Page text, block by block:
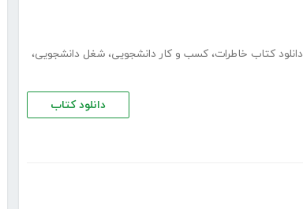
دانلود کتاب خاطرات، کسب و کار دانشجویی، شغل دانشجویی،
دانلود کتاب